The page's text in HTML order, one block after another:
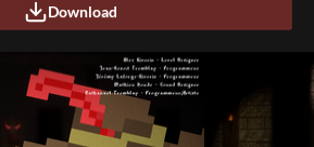
Download